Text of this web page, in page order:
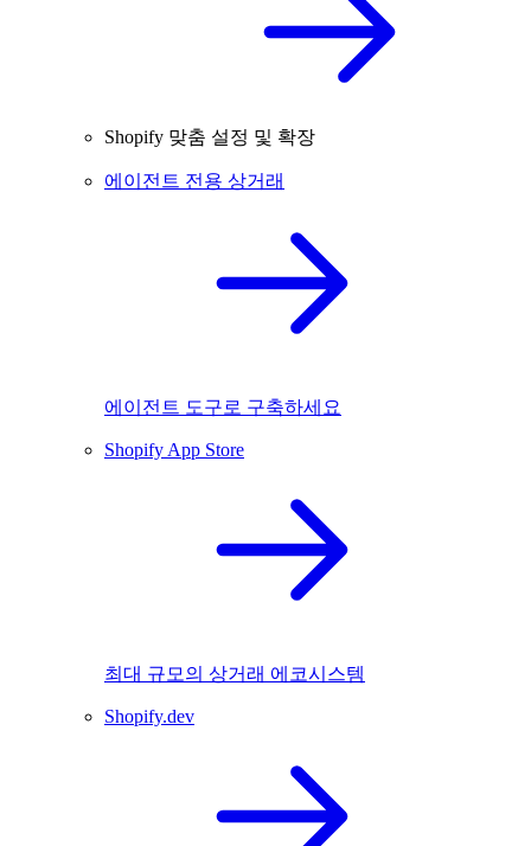
Shopify 맞춤 설정 및 확장
에이전트 전용 상거래
에이전트 도구로 구축하세요
Shopify App Store
최대 규모의 상거래 에코시스템
Shopify.dev